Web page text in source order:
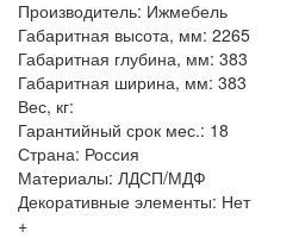
Производитель: Ижмебель
Габаритная высота, мм: 2265
Габаритная глубина, мм: 383
Габаритная ширина, мм: 383
Вес, кг:
Гарантийный срок мес.: 18
Страна: Россия
Материалы: ЛДСП/МДФ
Декоративные элементы: Нет
+